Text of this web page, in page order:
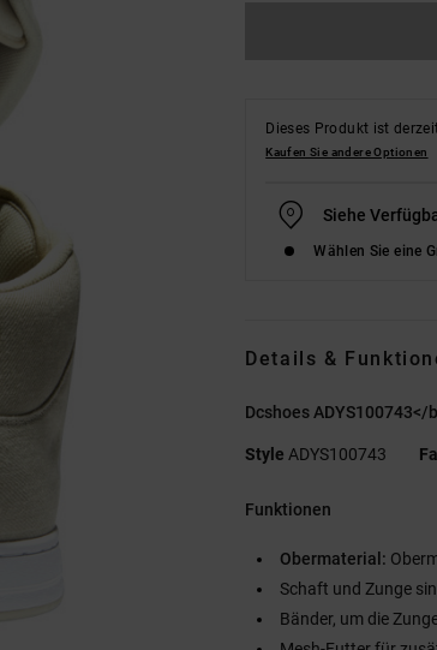
Dieses Produkt ist
Kaufen Sie andere Optionen
Siehe
Wählen Sie eine
Details &
Dcshoes ADYS100743</
Style ADYS100743
Funktionen
Obermaterial:
Schaft und Zunge
Bänder, um die